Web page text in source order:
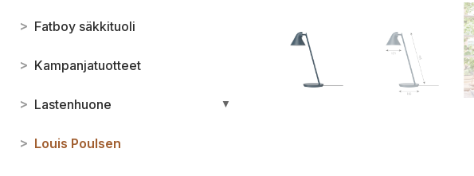
> Fatboy säkkituoli
> Kampanjatuotteet
> Lastenhuone ▼
> Louis Poulsen